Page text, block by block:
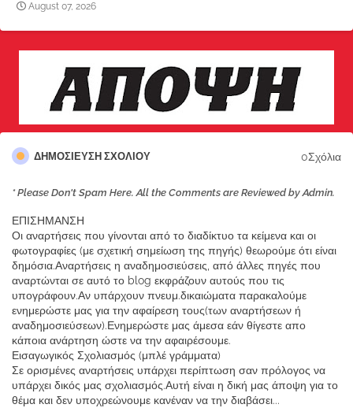
August 07, 2026
ΔΗΜΟΣΊΕΥΣΗ ΣΧΟΛΊΟΥ 0Σχόλια
* Please Don't Spam Here. All the Comments are Reviewed by Admin.
ΕΠΙΣΗΜΑΝΣΗ
Οι αναρτήσεις που γίνονται από το διαδίκτυο τα κείμενα και οι
φωτογραφίες (με σχετική σημείωση της πηγής) θεωρούμε ότι είναι
δημόσια.Αναρτήσεις η αναδημοσιεύσεις, από άλλες πηγές που
αναρτώνται σε αυτό το blog εκφράζουν αυτούς που τις
υπογράφουν.Αν υπάρχουν πνευμ.δικαιώματα παρακαλούμε
ενημερώστε μας για την αφαίρεση τους(των αναρτήσεων ή
αναδημοσιεύσεων).Ενημερώστε μας άμεσα εάν θίγεστε απο
κάποια ανάρτηση ώστε να την αφαιρέσουμε.
Εισαγωγικός Σχολιασμός (μπλέ γράμματα)
Σε ορισμένες αναρτήσεις υπάρχει περίπτωση σαν πρόλογος να
υπάρχει δικός μας σχολιασμός.Αυτή είναι η δική μας άποψη για το
θέμα και δεν υποχρεώνουμε κανέναν να την διαβάσει...